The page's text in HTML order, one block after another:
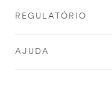
REGULATÓRIO
AJUDA